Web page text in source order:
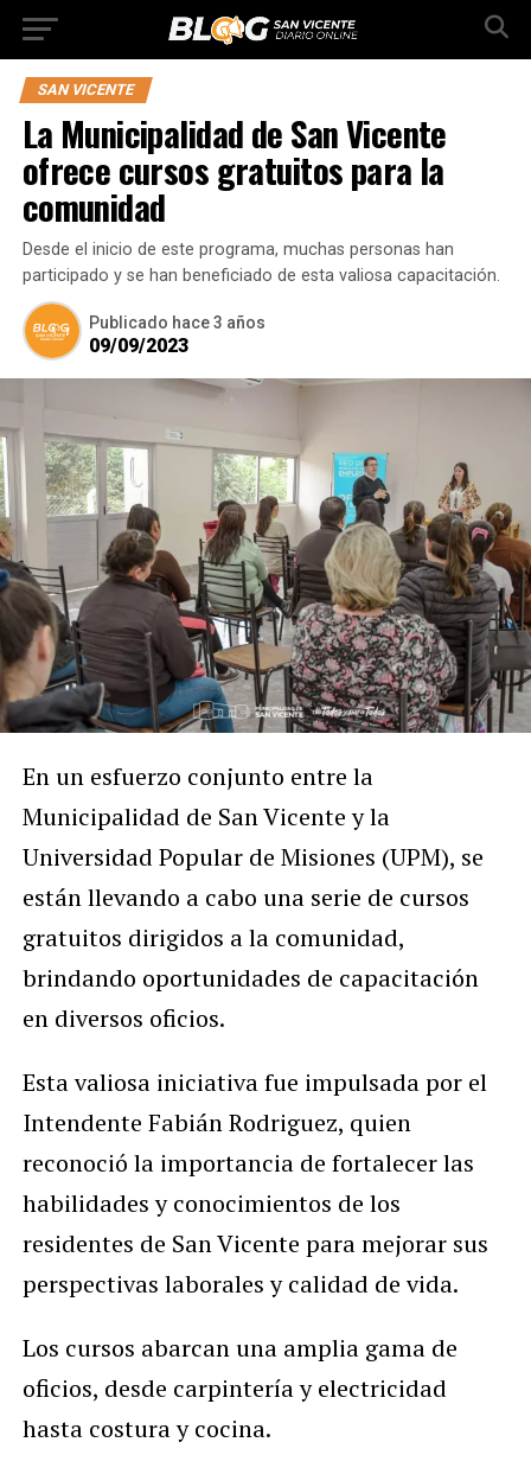
SAN VICENTE
La Municipalidad de San Vicente
ofrece cursos gratuitos para la
comunidad
Desde el inicio de este programa, muchas personas han
participado y se han beneficiado de esta valiosa capacitación.
Publicado hace 3 años
09/09/2023
En un esfuerzo conjunto entre la
Municipalidad de San Vicente y la
Universidad Popular de Misiones (UPM), se
están llevando a cabo una serie de cursos
gratuitos dirigidos a la comunidad,
brindando oportunidades de capacitación
en diversos oficios.
Esta valiosa iniciativa fue impulsada por el
Intendente Fabián Rodriguez, quien
reconoció la importancia de fortalecer las
habilidades y conocimientos de los
residentes de San Vicente para mejorar sus
perspectivas laborales y calidad de vida.
Los cursos abarcan una amplia gama de
oficios, desde carpintería y electricidad
hasta costura y cocina.